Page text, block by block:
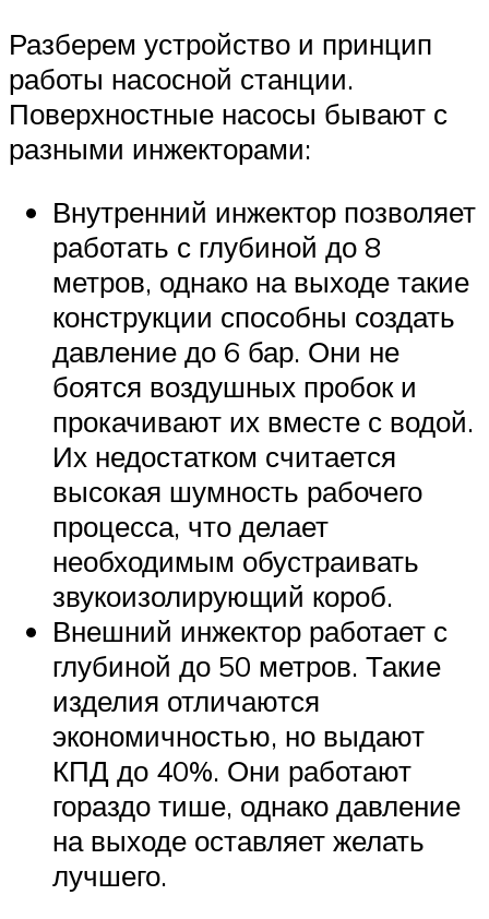
Разберем устройство и принцип
работы насосной станции.
Поверхностные насосы бывают с
разными инжекторами:
Внутренний инжектор позволяет
работать с глубиной до 8
метров, однако на выходе такие
конструкции способны создать
давление до 6 бар. Они не
боятся воздушных пробок и
прокачивают их вместе с водой.
Их недостатком считается
высокая шумность рабочего
процесса, что делает
необходимым обустраивать
звукоизолирующий короб.
Внешний инжектор работает с
глубиной до 50 метров. Такие
изделия отличаются
экономичностью, но выдают
КПД до 40%. Они работают
гораздо тише, однако давление
на выходе оставляет желать
лучшего.